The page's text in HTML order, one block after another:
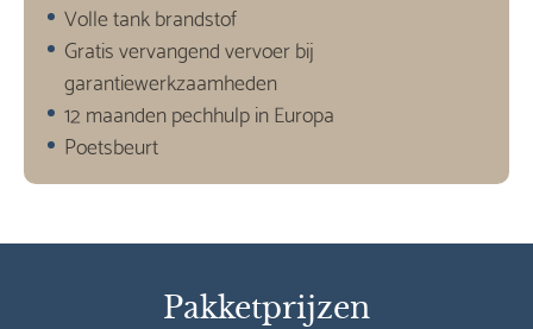
Volle tank brandstof
Gratis vervangend vervoer bij
garantiewerkzaamheden
12 maanden pechhulp in Europa
Poetsbeurt
Pakketprijzen